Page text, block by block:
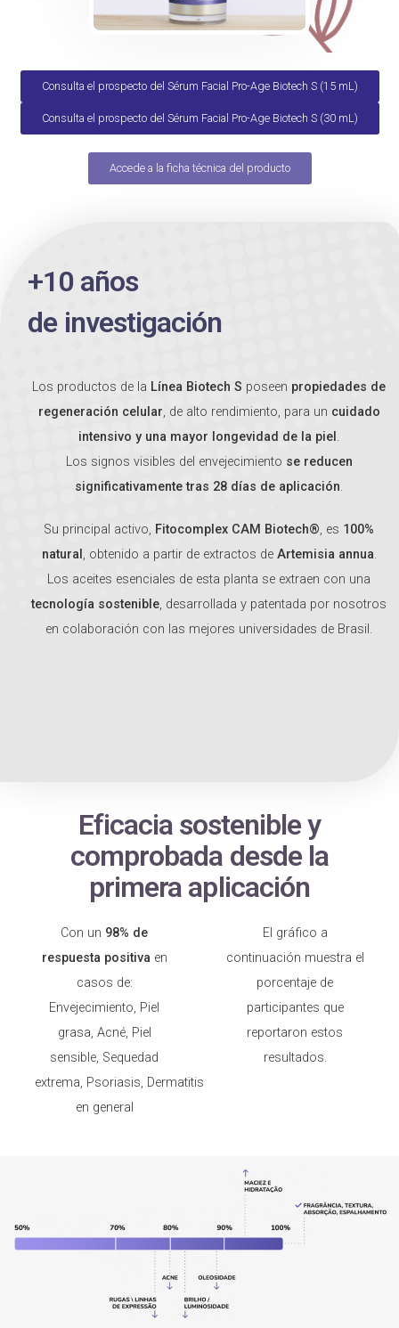
Consulta el prospecto del Sérum Facial Pro-Age Biotech S (15 mL)
Consulta el prospecto del Sérum Facial Pro-Age Biotech S (30 mL)
Accede a la ficha técnica del producto
+10 años
de investigación
Los productos de la Línea Biotech S poseen propiedades de
regeneración celular, de alto rendimiento, para un cuidado
intensivo y una mayor longevidad de la piel .
Los signos visibles del envejecimiento se reducen
significativamente tras 28 días de aplicación.
Su principal activo, Fitocomplex CAM Biotech®, es 100%
natural , obtenido a partir de extractos de Artemisia annua.
Los aceites esenciales de esta planta se extraen con una
tecnología sostenible, desarrollada y patentada por nosotros
en colaboración con las mejores universidades de Brasil.
Eficacia sostenible y
comprobada desde la
primera aplicación
Con un 98% de
respuesta positivaen
casos de:
Envejecimiento, Piel
grasa, Acné, Piel
sensible, Sequedad
extrema, Psoriasis, Dermatitis
en general
El gráfico a
continuación muestra el
porcentaje de
participantes que
reportaron estos
resultados.